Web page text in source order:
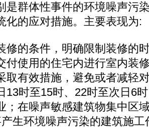
是群体性事件的环境噪声污
化的应对措施。主要表现为:
的条件，明确限制装修的
付使用的住宅内进行室内装
取有效措施，避免或者减轻
13时至15时、22时至次日6
；在噪声敏感建筑物集中区
生环境噪声污染的建筑施